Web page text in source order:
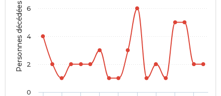
Personnes décédées
0
2
4
6